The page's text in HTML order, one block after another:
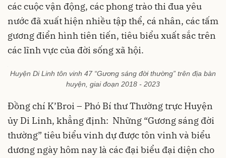
các cuộc vận động, các phong trào thi đua yêu
nước đã xuất hiện nhiều tập thể, cá nhân, các tấm
gương điển hình tiên tiến, tiêu biểu xuất sắc trên
các lĩnh vực của đời sống xã hội.
Huyện Di Linh tôn vinh 47 “Gương sáng đời thường” trên địa bàn
huyện, giai đoạn 2018 - 2023
Đồng chí K’Broi – Phó Bí thư Thường trực Huyện
ủy Di Linh, khẳng định: Những “Gương sáng đời
thường” tiêu biểu vinh dự được tôn vinh và biểu
dương ngày hôm nay là các đại biểu đại diện cho